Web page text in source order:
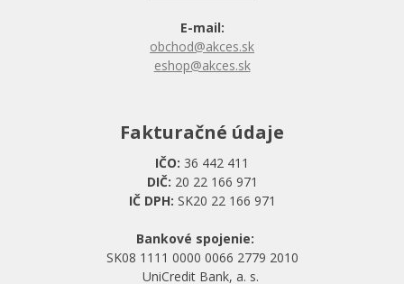
E-mail:
obchod@akces.sk
eshop@akces.sk
Fakturačné údaje
IČO: 36 442 411
DIČ: 20 22 166 971
IČ DPH: SK20 22 166 971
Bankové spojenie:
SK08 1111 0000 0066 2779 2010
UniCredit Bank, a. s.